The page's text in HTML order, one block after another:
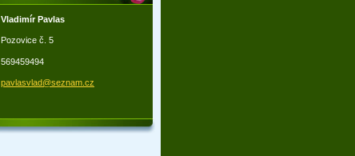
Vladimír Pavlas
Pozovice č. 5
569459494
pavlasvlad@seznam.cz